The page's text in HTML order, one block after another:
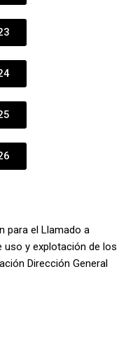
para el Llamado a
uso y explotación de los
Dirección General